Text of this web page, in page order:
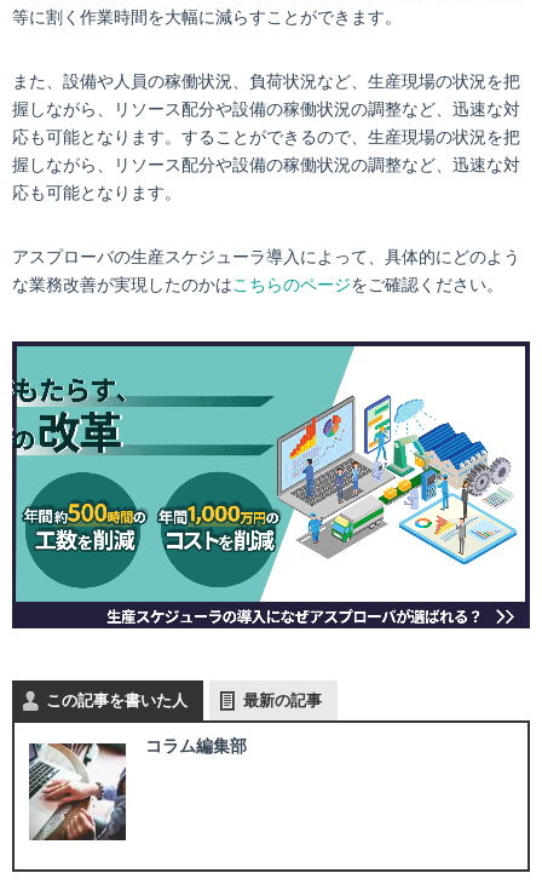
等に割く作業時間を大幅に減らすことができます。
また、設備や人員の稼働状況、負荷状況など、生産現場の状況を把
握しながら、リソース配分や設備の稼働状況の調整など、迅速な対
応も可能となります。することができるので、生産現場の状況を把
握しながら、リソース配分や設備の稼働状況の調整など、迅速な対
応も可能となります。
アスプローバの生産スケジューラ導入によって、具体的にどのよう
な業務改善が実現したのかはこちらのページをご確認ください。
この記事を書いた人 最新の記事
コラム編集部